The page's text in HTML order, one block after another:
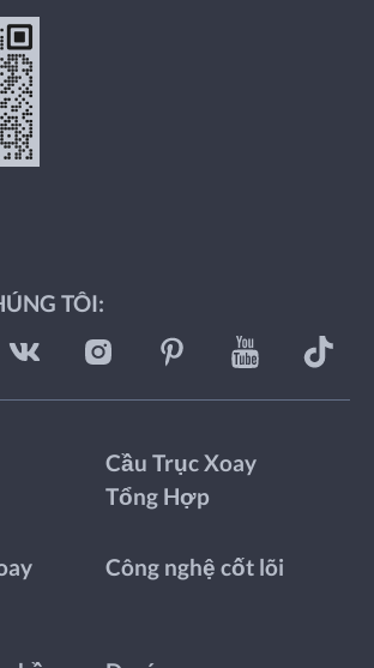
TÔI:
Cầu Trục Xoay
Tổng Hợp
Công nghệ cốt lõi